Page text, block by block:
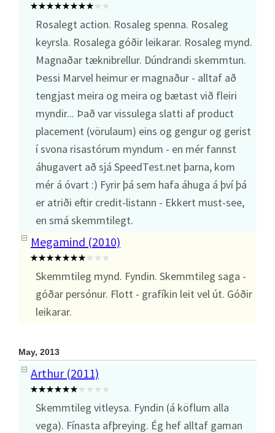
Rosalegt action. Rosaleg spenna. Rosaleg
keyrsla. Rosalega góðir leikarar. Rosaleg mynd.
Magnaðar tæknibrellur. Dúndrandi skemmtun.
Þessi Marvel heimur er magnaður - alltaf að
tengjast meira og meira og bætast við fleiri
myndir... Það var vissulega slatti af product
placement (vörulaum) eins og gengur og gerist
í svona risastórum myndum - en mér fannst
áhugavert að sjá SpeedTest.net þarna, kom
mér á óvart :) Fyrir þá sem hafa áhuga á því þá
er atriði eftir credit-listann - Ekkert must-see,
en smá skemmtilegt.
Megamind (2010)
Skemmtileg mynd. Fyndin. Skemmtileg saga -
góðar persónur. Flott - grafíkin leit vel út. Góðir
leikarar.
May, 2013
Arthur (2011)
Skemmtileg vitleysa. Fyndin (á köflum alla
vega). Fínasta afþreying. Ég hef alltaf gaman